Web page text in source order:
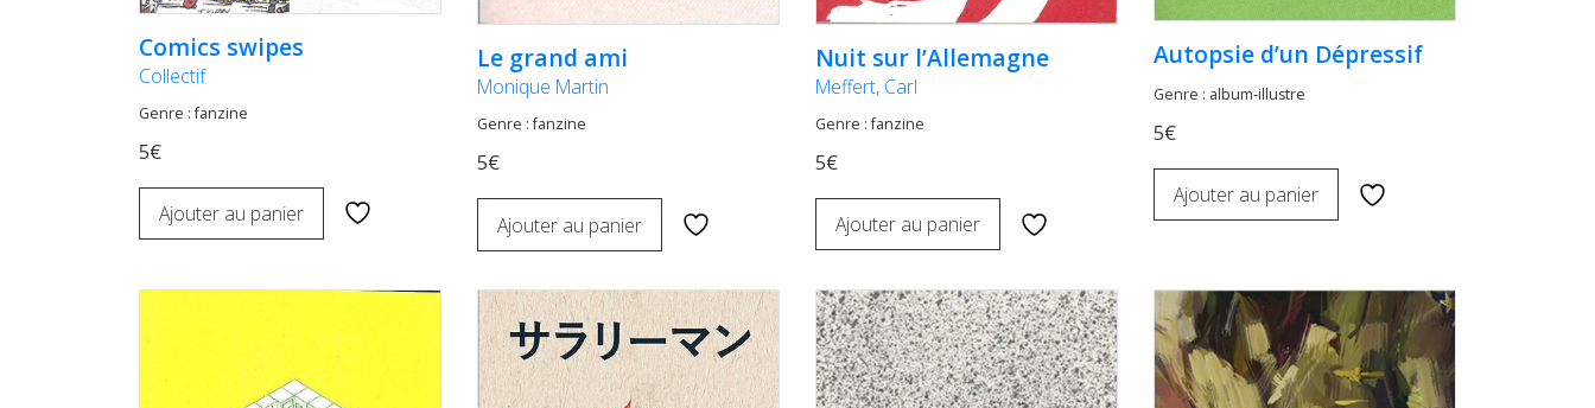
Comics swipes
Collectif
Genre : fanzine
5€
Ajouter au panier
Le grand ami
Monique Martin
Genre : fanzine
5€
Ajouter au panier
Nuit sur l’Allemagne
Meffert, Carl
Genre : fanzine
5€
Ajouter au panier
Autopsie d’un Dépressif
Genre : album-illustre
5€
Ajouter au panier